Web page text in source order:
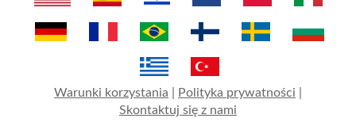
Warunki korzystania Polityka prywatności
Skontaktuj się z nami